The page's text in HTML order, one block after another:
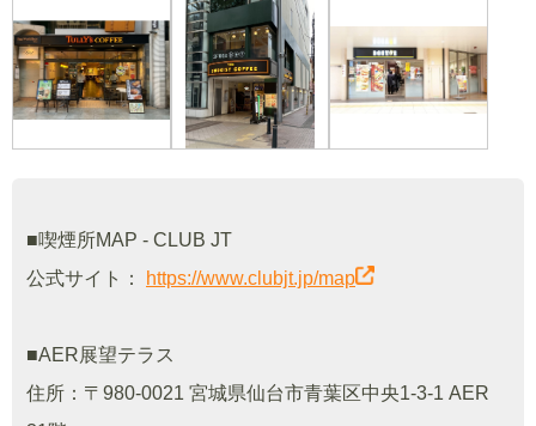
■喫煙所MAP - CLUB JT
公式サイト：
https://www.clubjt.jp/map
■AER展望テラス
住所：〒980-0021 宮城県仙台市青葉区中央1-3-1 AER